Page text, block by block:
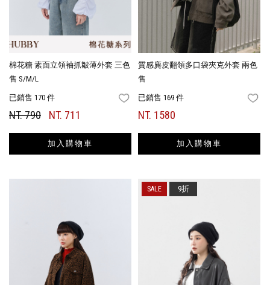
棉花糖 素面立領袖抓皺薄外套 三色
售 S/M/L
已銷售 170 件 FAVORITES
NT. 790 NT. 711
加入購物車
質感麂皮翻領多口袋夾克外套 兩色
售
已銷售 169 件
NT. 1580
加入購物車
9折